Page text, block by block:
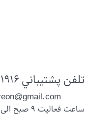
تلفن پشتيباني
ساعت فعالیت 9 صبح الی 7 بعد از ظهر